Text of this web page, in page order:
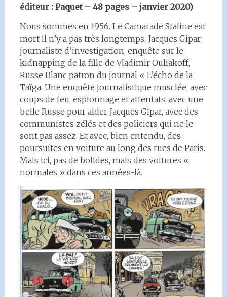
éditeur : Paquet – 48 pages – janvier 2020)
Nous sommes en 1956. Le Camarade Staline est
mort il n’y a pas très longtemps. Jacques Gipar,
journaliste d’investigation, enquête sur le
kidnapping de la fille de Vladimir Ouliakoff,
Russe Blanc patron du journal « L’écho de la
Taïga. Une enquête journalistique musclée, avec
coups de feu, espionnage et attentats, avec une
belle Russe pour aider Jacques Gipar, avec des
communistes zélés et des policiers qui ne le
sont pas assez. Et avec, bien entendu, des
poursuites en voiture au long des rues de Paris.
Mais ici, pas de bolides, mais des voitures «
normales » dans ces années-là.